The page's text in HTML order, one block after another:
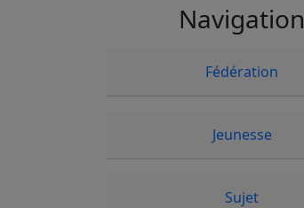
Navigation
Fédération
Jeunesse
Sujet